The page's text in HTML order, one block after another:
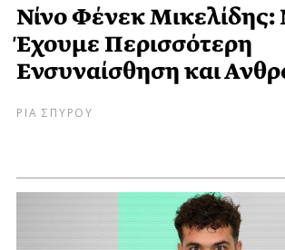
Νίνο Φένεκ Μικελίδης:
Έχουμε Περισσότερη
Ενσυναίσθηση και
ΡΙΑ ΣΠΥΡΟΥ